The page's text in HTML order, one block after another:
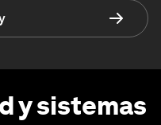
y sistemas